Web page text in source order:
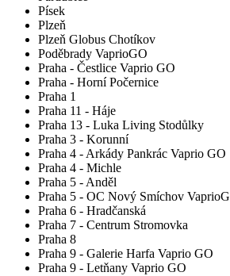
Písek
Plzeň
Plzeň Globus Chotíkov
Poděbrady VaprioGO
Praha - Čestlice Vaprio GO
Praha - Horní Počernice
Praha 1
Praha 11 - Háje
Praha 13 - Luka Living Stodůlky
Praha 3 - Korunní
Praha 4 - Arkády Pankrác Vaprio GO
Praha 4 - Michle
Praha 5 - Anděl
Praha 5 - OC Nový Smíchov
Praha 6 - Hradčanská
Praha 7 - Centrum Stromovka
Praha 8
Praha 9 - Galerie Harfa Vaprio GO
Praha 9 - Letňany Vaprio GO